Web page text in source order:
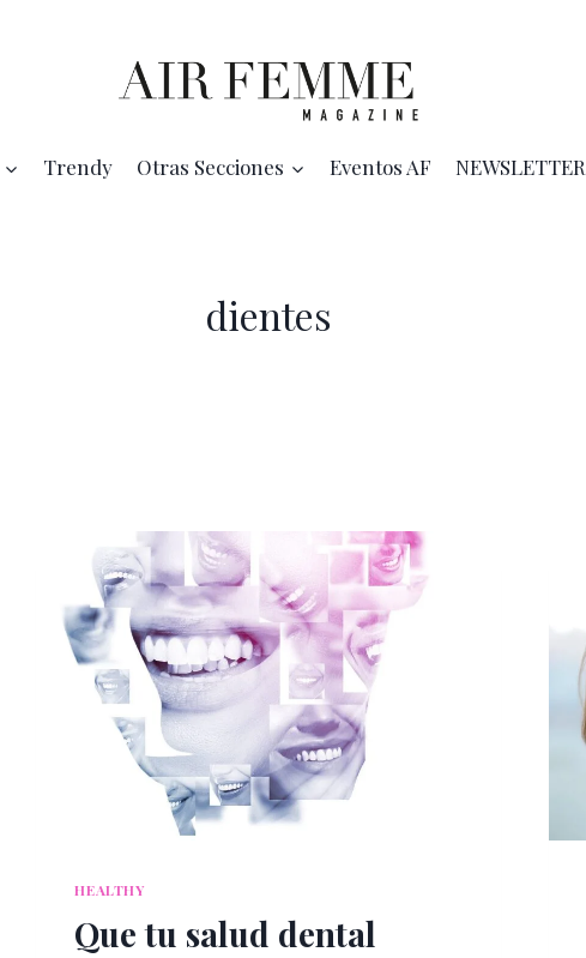
Trendy Otras Secciones Eventos AF NEWSLETTER
dientes
HEALTHY
Que tu salud dental